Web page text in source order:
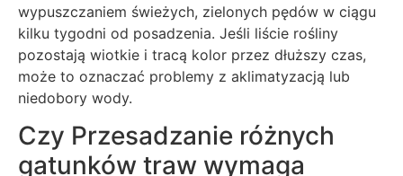
wypuszczaniem świeżych, zielonych pędów w ciągu
kilku tygodni od posadzenia. Jeśli liście rośliny
pozostają wiotkie i tracą kolor przez dłuższy czas,
może to oznaczać problemy z aklimatyzacją lub
niedobory wody.
Czy Przesadzanie różnych
gatunków traw wymaga